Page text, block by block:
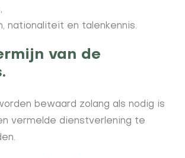
nationaliteit en talenkennis.
van de
bewaard zolang als nodig is
vermelde dienstverlening te